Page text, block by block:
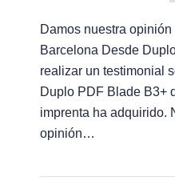
Damos nuestra
Barcelona Desde
realizar un testimonial
Duplo PDF Blade B3+
imprenta ha adquirido.
opinión…